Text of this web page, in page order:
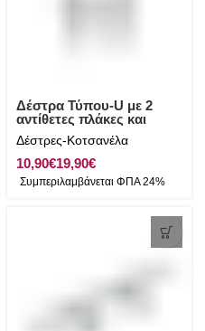
Δέστρα Τύπου-U με 2
αντίθετες πλάκες και
παξιμάδια Inox AISI 316
Δέστρες-Κοτσανέλα
€ €